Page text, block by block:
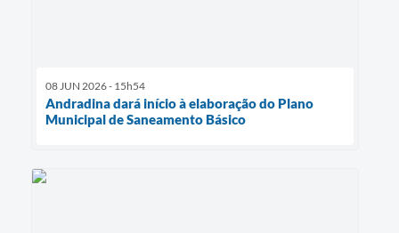
08 JUN 2026 - 15h54
Andradina dará início à elaboração do Plano
Municipal de Saneamento Básico